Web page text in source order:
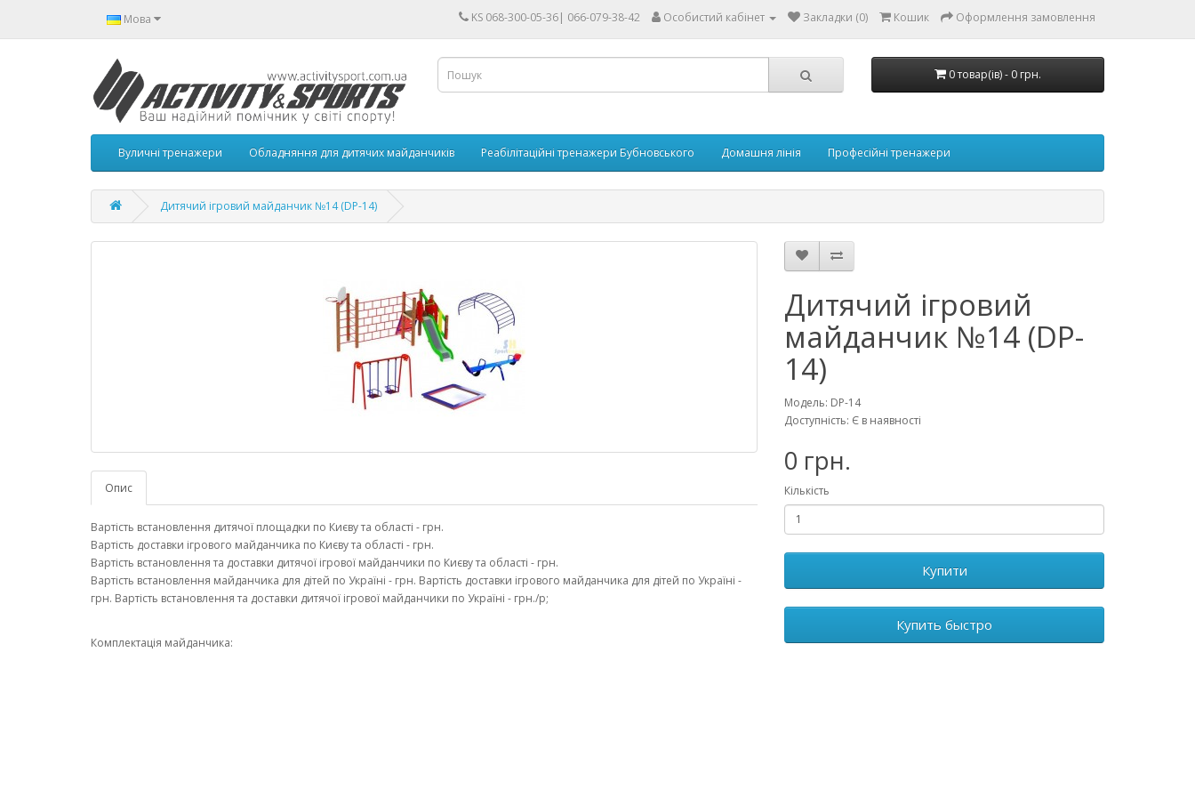
Мова KS 068-300-05-36| 066-079-38-42 Особистий кабінет Закладки (0) Кошик Оформлення замовлення
0 товар(ів) - 0 грн.
Вуличні тренажери Обладняння для дитячих майданчиків Реабілітаційні тренажери Бубновського Домашня лінія Професійні тренажери
Дитячий ігровий майданчик №14 (DP-14)
Опис
Вартість встановлення дитячої площадки по Києву та області - грн.
Вартість доставки ігрового майданчика по Києву та області - грн.
Вартість встановлення та доставки дитячої ігрової майданчики по Києву та області - грн.
Вартість встановлення майданчика для дітей по Україні - грн. Вартість доставки ігрового майданчика для дітей по Україні -
грн. Вартість встановлення та доставки дитячої ігрової майданчики по Україні - грн./p;
Комплектація майданчика:
Дитячий ігровий
майданчик №14 (DP-
14)
Модель: DP-14
Доступність: Є в наявності
0 грн.
Кількість
Купити
Купить быстро